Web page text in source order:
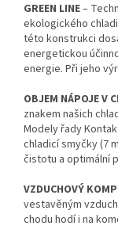
GREEN LINE–
ekologického
této konstrukci
energetickou
energie. Při jeho
OBJEM NÁPOJE V
znakem našich
Modely řady
chladicí smyčky (7
čistotu a optimální
VZDUCHOVÝ
vestavěným
chodu hodí i na